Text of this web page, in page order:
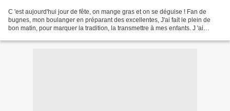
C 'est aujourd'hui jour de fête, on mange gras et on se déguise ! Fan de
bugnes, mon boulanger en préparant des excellentes, J'ai fait le plein de
bon matin, pour marquer la tradition, la transmettre à mes enfants. J 'ai